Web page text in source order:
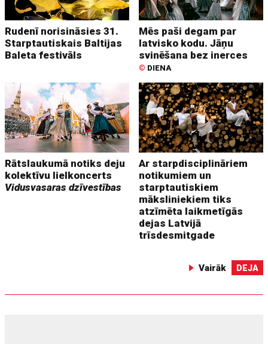
Rudenī norisināsies 31.
Starptautiskais Baltijas
Baleta festivāls
Mēs paši degam par
latvisko kodu. Jāņu
svinēšana bez inerces
© DIENA
Rātslaukumā notiks deju
kolektīvu lielkoncerts
Vidusvasaras dzīvestības
Ar starpdisciplināriem
notikumiem un
starptautiskiem
māksliniekiem tiks
atzīmēta laikmetīgās
dejas Latvijā
trīsdesmitgade
Vairāk DEJA